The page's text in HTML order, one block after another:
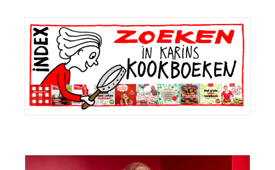
Primaire
Sidebar